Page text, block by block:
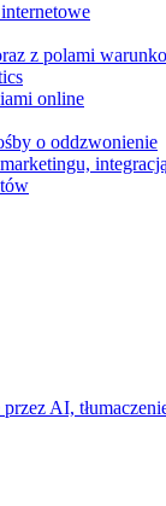
z polami
online
o oddzwonienie
AI,